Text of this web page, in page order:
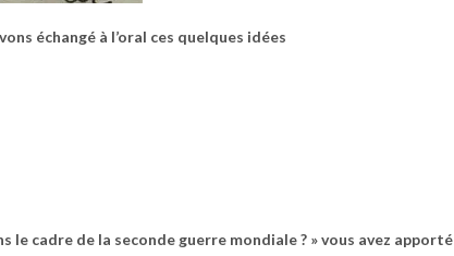
échangé à l’oral ces quelques idées
cadre de la seconde guerre mondiale ? » vous avez apporté